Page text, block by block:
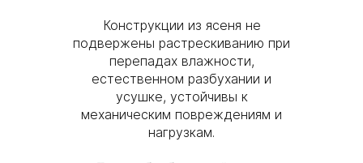
Конструкции из ясеня не
подвержены растрескиванию при
перепадах влажности,
естественном разбухании и
усушке, устойчивы к
механическим повреждениям и
нагрузкам.